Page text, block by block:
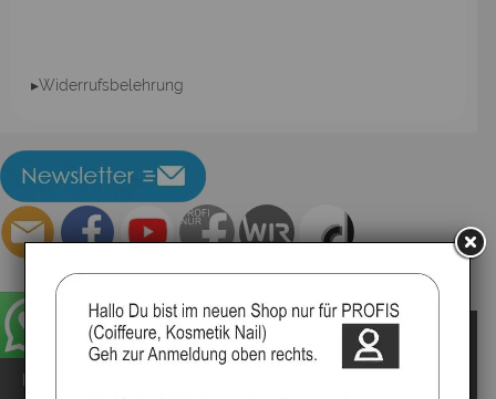
▸Widerrufsbelehrung
Impressum
Kontakt